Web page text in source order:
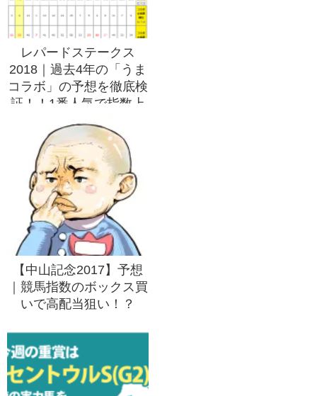
レパードステークス
2018｜過去4年の「うま
コラボ」の予想を徹底検
証！！1番人気で指数上
位なら鉄板軸！？
【中山記念2017】予想
｜競馬指数のボックス買
いで高配当狙い！？